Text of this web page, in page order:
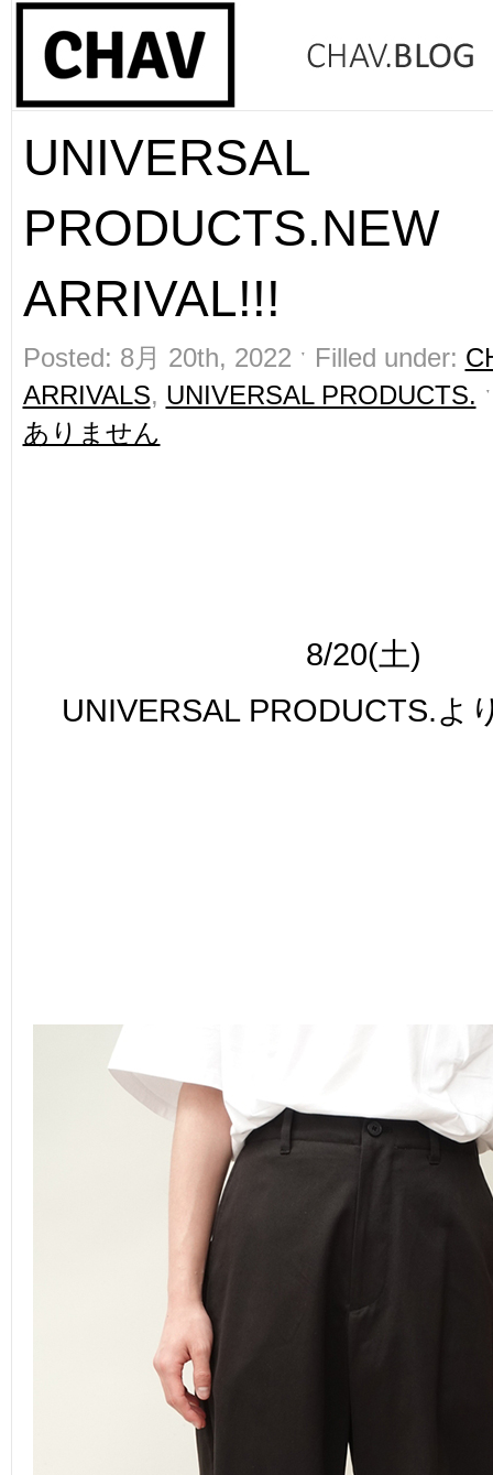
UNIVERSAL
PRODUCTS.NEW
ARRIVAL!!!
Posted: 8月 20th, 2022 ˑ Filled under:
ARRIVALS, UNIVERSAL PRODUCTS.
ありません
8/20(土)
UNIVERSAL PRODUCTS.よ